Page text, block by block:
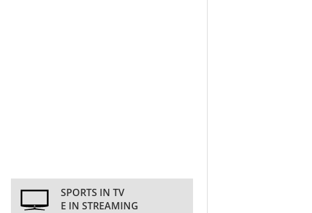
SPORTS IN TV
E IN STREAMING